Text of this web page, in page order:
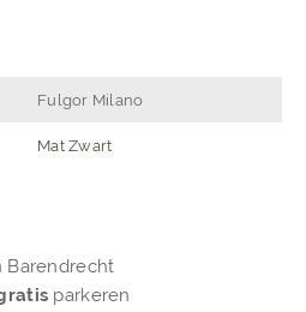
Fulgor Milano
Mat Zwart
Barendrecht
parkeren